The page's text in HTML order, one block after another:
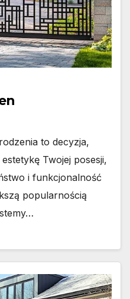
to decyzja,
Twojej posesji,
i funkcjonalność
popularnością